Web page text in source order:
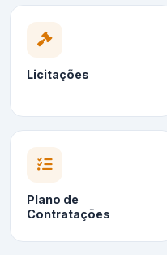
Licitações
Plano de
Contratações